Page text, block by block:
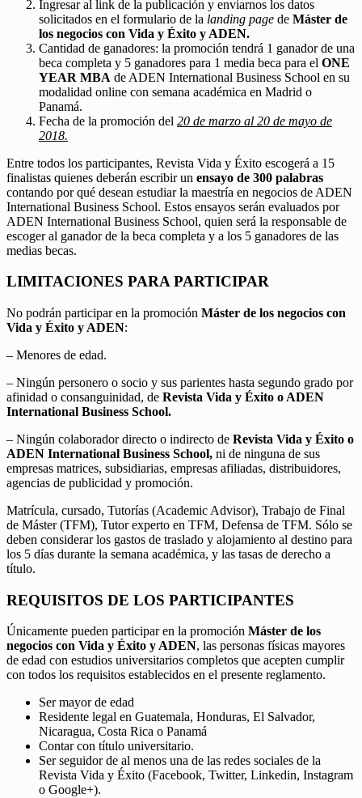
Ingresar al link de la publicación y enviarnos los datos
solicitados en el formulario de la landing page de Máster de
los negocios con Vida y Éxito y ADEN.
Cantidad de ganadores: la promoción tendrá 1 ganador de una
beca completa y 5 ganadores para 1 media beca para el ONE
YEAR MBA de ADEN International Business School en su
modalidad online con semana académica en Madrid o
Panamá.
Fecha de la promoción del 20 de marzo al 20 de mayo de
2018.
Entre todos los participantes, Revista Vida y Éxito escogerá a 15
finalistas quienes deberán escribir un ensayo de 300 palabras
contando por qué desean estudiar la maestría en negocios de ADEN
International Business School. Estos ensayos serán evaluados por
ADEN International Business School, quien será la responsable de
escoger al ganador de la beca completa y a los 5 ganadores de las
medias becas.
LIMITACIONES PARA PARTICIPAR
No podrán participar en la promoción Máster de los negocios con
Vida y Éxito y ADEN:
– Menores de edad.
– Ningún personero o socio y sus parientes hasta segundo grado por
afinidad o consanguinidad, de Revista Vida y Éxito o ADEN
International Business School.
– Ningún colaborador directo o indirecto de Revista Vida y Éxito o
ADEN International Business School, ni de ninguna de sus
empresas matrices, subsidiarias, empresas afiliadas, distribuidores,
agencias de publicidad y promoción.
Matrícula, cursado, Tutorías (Academic Advisor), Trabajo de Final
de Máster (TFM), Tutor experto en TFM, Defensa de TFM. Sólo se
deben considerar los gastos de traslado y alojamiento al destino para
los 5 días durante la semana académica, y las tasas de derecho a
título.
REQUISITOS DE LOS PARTICIPANTES
Únicamente pueden participar en la promoción Máster de los
negocios con Vida y Éxito y ADEN, las personas físicas mayores
de edad con estudios universitarios completos que acepten cumplir
con todos los requisitos establecidos en el presente reglamento.
Ser mayor de edad
Residente legal en Guatemala, Honduras, El Salvador,
Nicaragua, Costa Rica o Panamá
Contar con título universitario.
Ser seguidor de al menos una de las redes sociales de la
Revista Vida y Éxito (Facebook, Twitter, Linkedin, Instagram
o Google+).